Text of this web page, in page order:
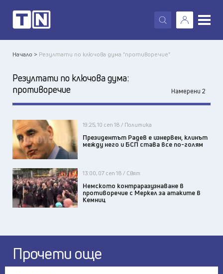
X
Начало > Резултати по ключова дума "противоречие"
Резултати по ключова дума:
противоречие
Намерени 2
19:25, 10 сеп 18 / Политика
Президентът Радев е изнервен, клинът
между него и БСП става все по-голям
13:00, 07 сеп 18 / Свят
Немското контраразузнаване в
противоречие с Меркел за атаките в
Кемниц
Прочети още